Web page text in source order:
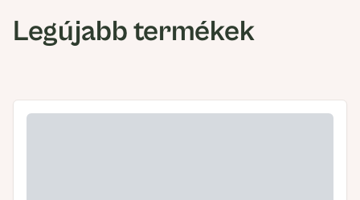
Legújabb termékek